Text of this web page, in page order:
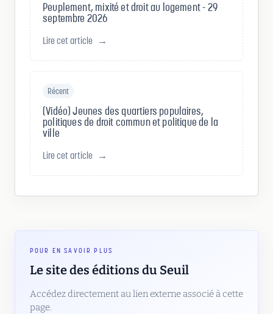
Peuplement, mixité et droit au logement - 29
septembre 2026
Lire cet article →
Récent
(Vidéo) Jeunes des quartiers populaires,
politiques de droit commun et politique de la
ville
Lire cet article →
POUR EN SAVOIR PLUS
Le site des éditions du Seuil
Accédez directement au lien externe associé à cette
page.